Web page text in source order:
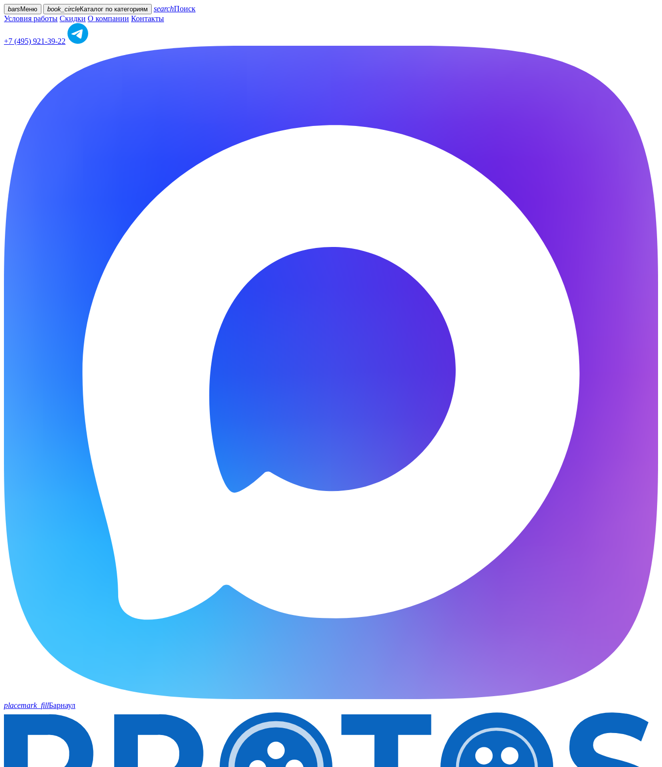
bars Меню book_circleКаталог по категориям searchПоиск
Условия работы Скидки О компании Контакты
+7 (495) 921-39-22
placemark_fillБарнаул